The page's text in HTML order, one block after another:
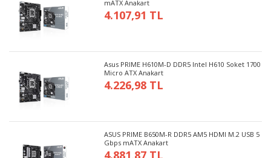
mATX Anakart
4.107,91 TL
Asus PRIME H610M-D DDR5 Intel H610 Soket 1700
Micro ATX Anakart
4.226,98 TL
ASUS PRIME B650M-R DDR5 AM5 HDMI M.2 USB 5
Gbps mATX Anakart
4.881,87 TL